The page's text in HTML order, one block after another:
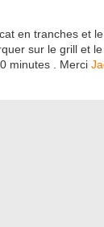
en tranches et
sur le grill et
minutes . Merci